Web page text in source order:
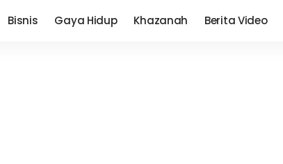
Bisnis Gaya Hidup Khazanah Berita Video